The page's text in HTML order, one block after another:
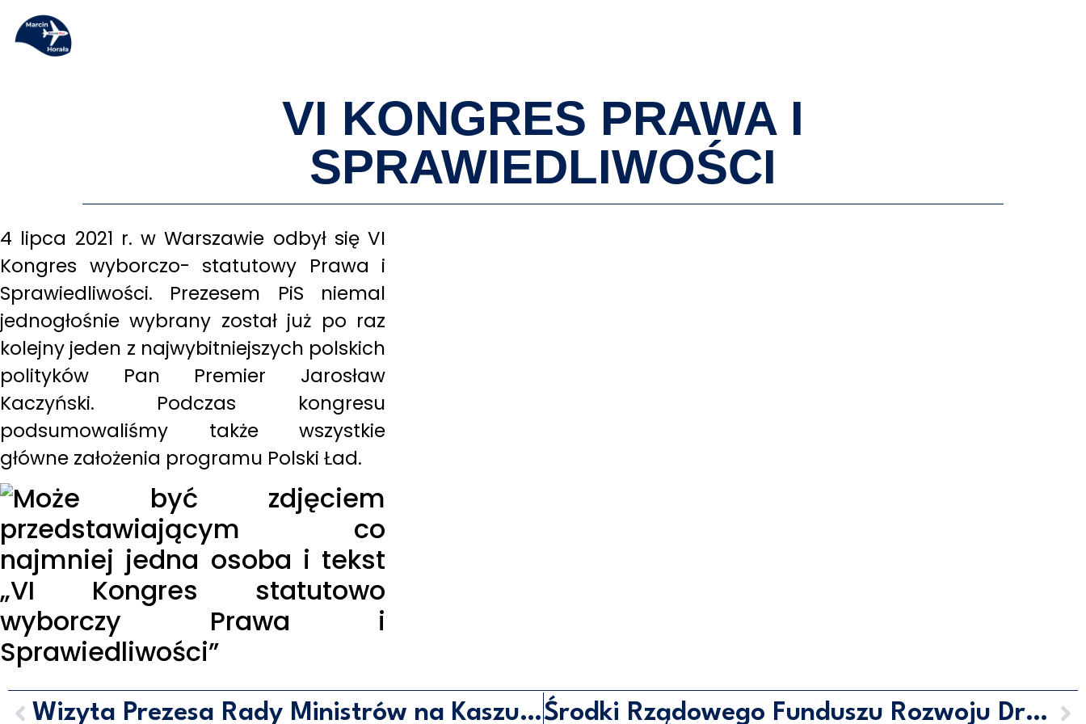
VI KONGRES PRAWA I
SPRAWIEDLIWOŚCI
4 lipca 2021 r. w Warszawie odbył się VI
Kongres wyborczo- statutowy Prawa i
Sprawiedliwości. Prezesem PiS niemal
jednogłośnie wybrany został już po raz
kolejny jeden z najwybitniejszych polskich
polityków Pan Premier Jarosław
Kaczyński. Podczas kongresu
podsumowaliśmy także wszystkie
główne założenia programu Polski Ład.
Wizyta Prezesa Rady Ministrów na Kaszubach Środki Rządowego Funduszu Rozwoju Dróg dla powiatu puckiego